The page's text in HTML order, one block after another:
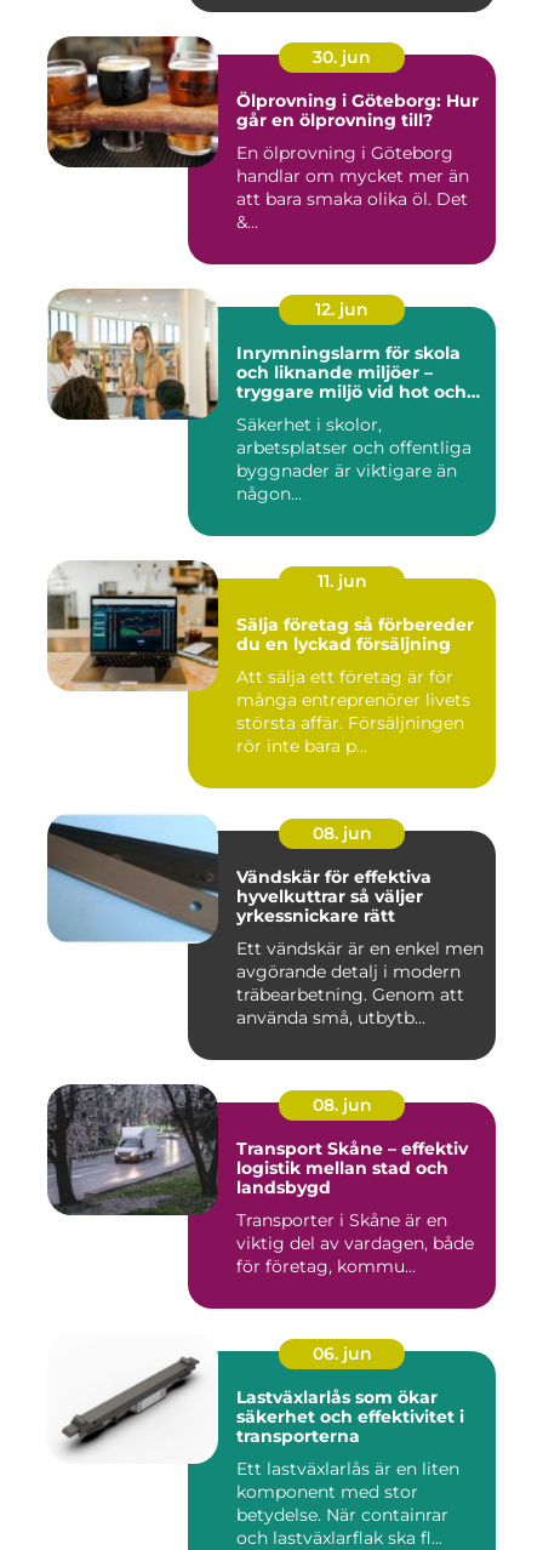
30. jun
Ölprovning i Göteborg: Hur
går en ölprovning till?
En ölprovning i Göteborg
handlar om mycket mer än
att bara smaka olika öl. Det
&...
12. jun
Inrymningslarm för skola
och liknande miljöer –
tryggare miljö vid hot och
Säkerhet i skolor,
arbetsplatser och offentliga
byggnader är viktigare än
någon...
11. jun
Sälja företag så förbereder
du en lyckad försäljning
Att sälja ett företag är för
många entreprenörer livets
största affär. Försäljningen
rör inte bara p...
08. jun
Vändskär för effektiva
hyvelkuttrar så väljer
yrkessnickare rätt
Ett vändskär är en enkel men
avgörande detalj i modern
träbearbetning. Genom att
använda små, utbytb...
08. jun
Transport Skåne – effektiv
logistik mellan stad och
landsbygd
Transporter i Skåne är en
viktig del av vardagen, både
för företag, kommu...
06. jun
Lastväxlarlås som ökar
säkerhet och effektivitet i
transporterna
Ett lastväxlarlås är en liten
komponent med stor
betydelse. När containrar
och lastväxlarflak ska fl...